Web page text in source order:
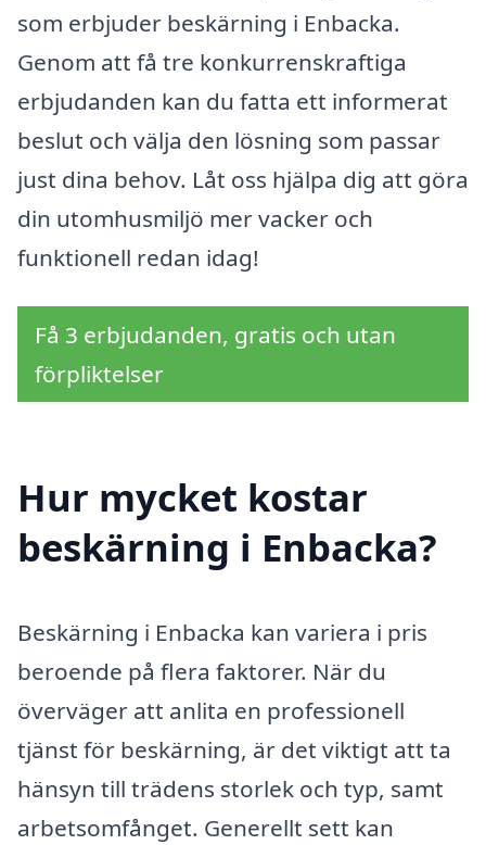
som erbjuder beskärning i Enbacka.
Genom att få tre konkurrenskraftiga
erbjudanden kan du fatta ett informerat
beslut och välja den lösning som passar
just dina behov. Låt oss hjälpa dig att göra
din utomhusmiljö mer vacker och
funktionell redan idag!
Få 3 erbjudanden, gratis och utan
förpliktelser
Hur mycket kostar
beskärning i Enbacka?
Beskärning i Enbacka kan variera i pris
beroende på flera faktorer. När du
överväger att anlita en professionell
tjänst för beskärning, är det viktigt att ta
hänsyn till trädens storlek och typ, samt
arbetsomfånget. Generellt sett kan